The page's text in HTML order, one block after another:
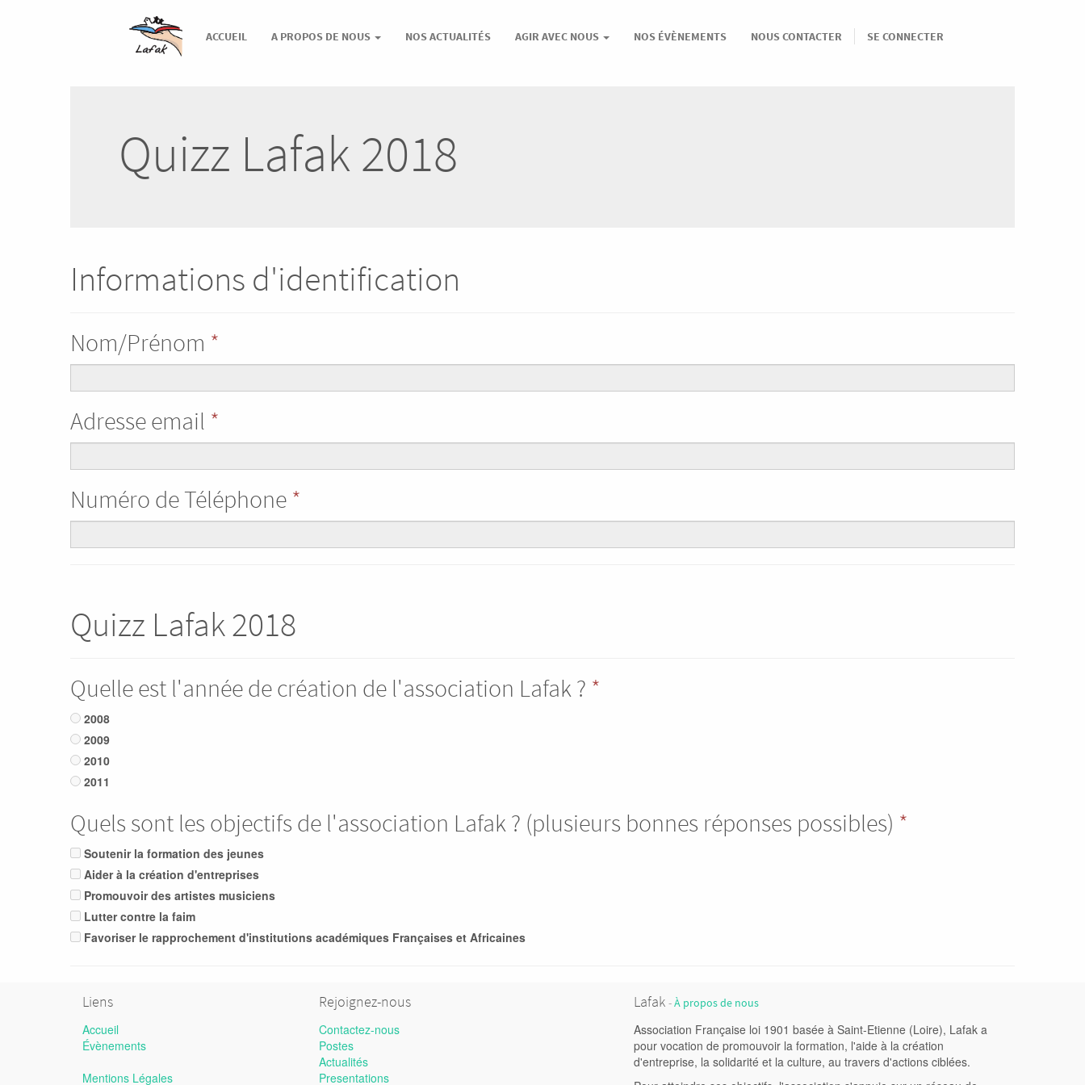
ACCUEIL A PROPOS DE NOUS NOS ACTUALITÉS AGIR AVEC NOUS NOS ÉVÈNEMENTS NOUS CONTACTER SE CONNECTER
Quizz Lafak 2018
Informations d'identification
Nom/Prénom *
Adresse email *
Numéro de Téléphone *
Quizz Lafak 2018
Quelle est l'année de création de l'association Lafak ? *
2008
2009
2010
2011
Quels sont les objectifs de l'association Lafak ? (plusieurs bonnes réponses possibles) *
Soutenir la formation des jeunes
Aider à la création d'entreprises
Promouvoir des artistes musiciens
Lutter contre la faim
Favoriser le rapprochement d'institutions académiques Françaises et Africaines
Liens
Accueil
Évènements
Mentions Légales
Rejoignez-nous
Contactez-nous
Postes
Actualités
Presentations
Lafak -À propos de nous
Association Française loi 1901 basée à Saint-Etienne (Loire), Lafak a
pour vocation de promouvoir la formation, l'aide à la création
d'entreprise, la solidarité et la culture, au travers d'actions ciblées.